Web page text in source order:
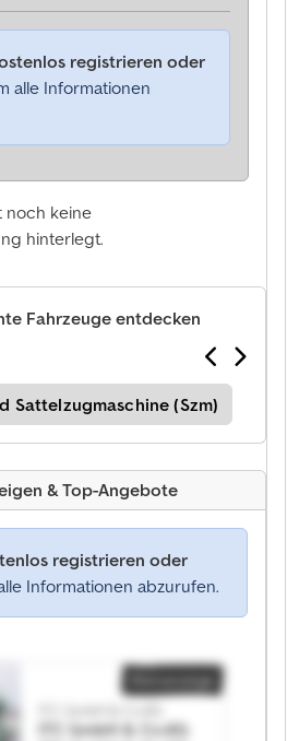
noch keine
hinterlegt.
registrieren oder
alle Informationen
Fahrzeuge entdecken
Sattelzugmaschine (Szm)
& Top-Angebote
registrieren oder
Informationen abzurufen.
ITC GmbH & Co.KG